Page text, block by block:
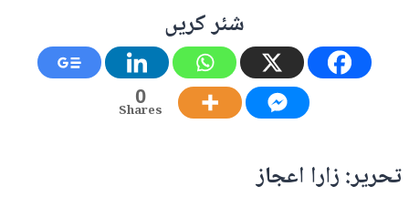
شئر کریں
0
Shares
تحریر: زارا اعجاز